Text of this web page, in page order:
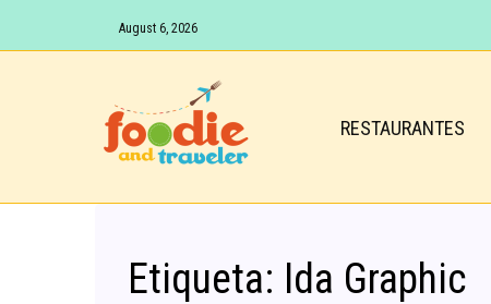
August 6, 2026
RESTAURANTES
Etiqueta: Ida Graphic